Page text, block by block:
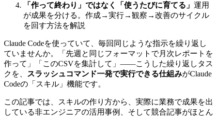
「作って終わり」ではなく「使うたびに育てる」 運用
が成果を分ける。作成→実行→観察→改善のサイクル
を回す方法を解説
Claude Codeを使っていて、毎回同じような指示を繰り返し
ていませんか。「先週と同じフォーマットで月次レポートを
作って」「このCSVを集計して」——こうした繰り返しタス
クを、
スラッシュコマンド一発で実行できる仕組みがClaude
Codeの「スキル」機能です。
この記事では、スキルの作り方から、実際に業務で成果を出
している非エンジニアの活用事例、そして競合記事がほとん